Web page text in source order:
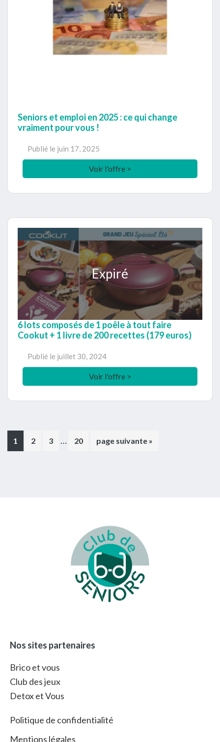
Seniors et emploi en 2025 : ce qui change
vraiment pour vous !
Publié le juin 17, 2025
Voir l'offre >
Expiré
6 lots composés de 1 poêle à tout faire
Cookut + 1 livre de 200 recettes (179 euros)
Publié le juillet 30, 2024
Voir l'offre >
Page
1 Page
2 Page
3
Pages
… Page
20
Aller
page suivante »
Nos sites partenaires
Brico et vous
Club des jeux
Detox et Vous
Politique de confidentialité
Mentions légales